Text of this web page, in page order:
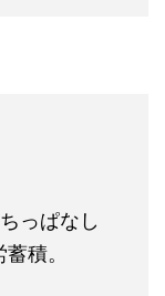
っぱなし
積。